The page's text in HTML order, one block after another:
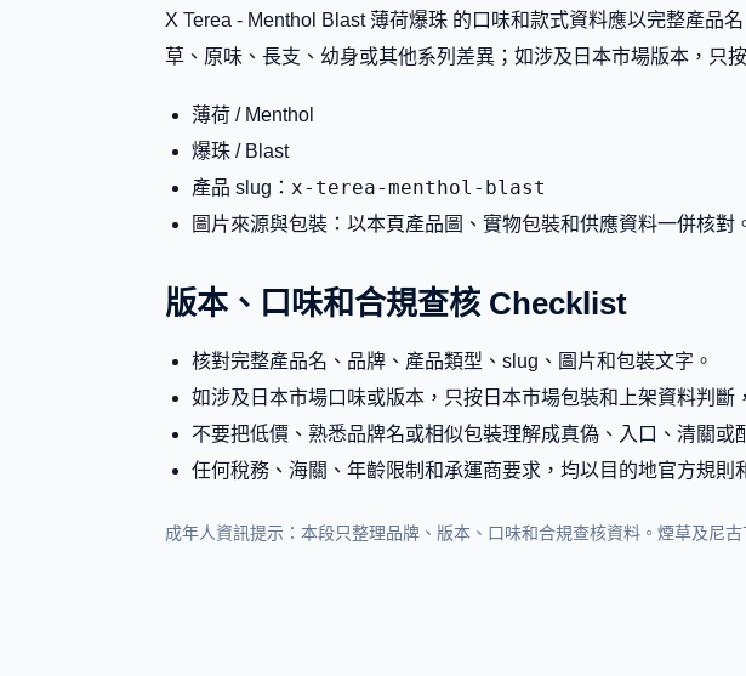
X Terea - Menthol Blast 薄荷爆珠 的口味和款式資料應以完整產品
草、原味、長支、幼身或其他系列差異；如涉及日本市場版本，只
薄荷 / Menthol
爆珠 / Blast
產品 slug： x-terea-menthol-blast
圖片來源與包裝：以本頁產品圖、實物包裝和供應資料一併核對
版本、口味和合規查核 Checklist
核對完整產品名、品牌、產品類型、slug、圖片和包裝文字。
如涉及日本市場口味或版本，只按日本市場包裝和上架資料判斷
不要把低價、熟悉品牌名或相似包裝理解成真偽、入口、清關或
任何稅務、海關、年齡限制和承運商要求，均以目的地官方規則
成年人資訊提示：本段只整理品牌、版本、口味和合規查核資料。煙草及尼